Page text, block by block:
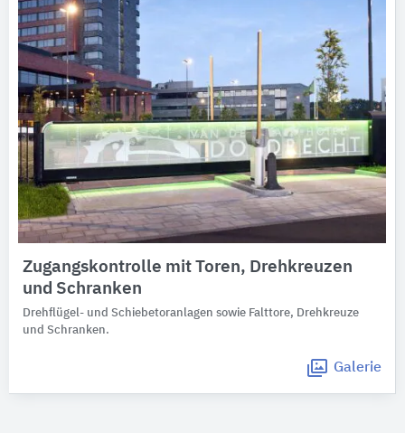
Zugangskontrolle mit Toren, Drehkreuzen
und Schranken
Drehflügel- und Schiebetoranlagen sowie Falttore, Drehkreuze
und Schranken.
Galerie